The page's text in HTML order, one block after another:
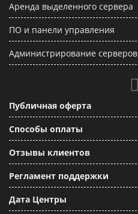
Аренда выделенного сервера
ПО и панели управления
Администрирование серверов
Публичная оферта
Способы оплаты
Отзывы клиентов
Регламент поддержки
Дата Центры